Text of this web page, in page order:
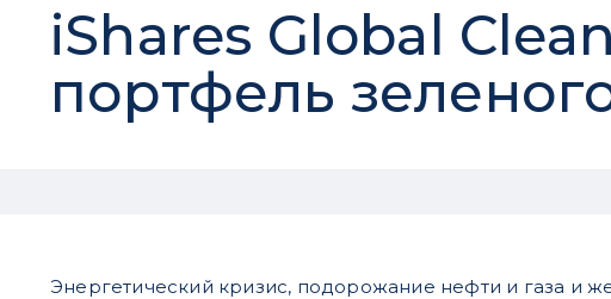
iShares Global
портфель
Энергетический кризис, подорожание нефти и газа и